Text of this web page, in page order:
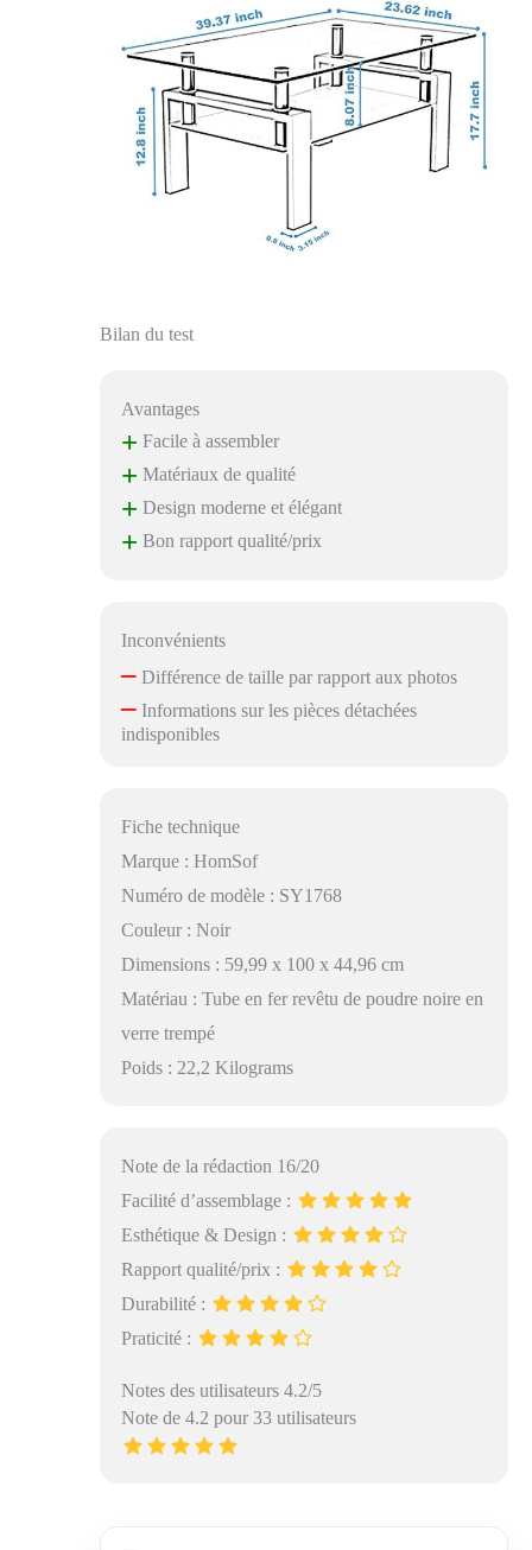
Bilan du test
Avantages
+ Facile à assembler
+ Matériaux de qualité
+ Design moderne et élégant
+ Bon rapport qualité/prix
Inconvénients
–Différence de taille par rapport aux photos
–Informations sur les pièces détachées
indisponibles
Fiche technique
Marque : HomSof
Numéro de modèle : SY1768
Couleur : Noir
Dimensions : 59,99 x 100 x 44,96 cm
Matériau : Tube en fer revêtu de poudre noire en
verre trempé
Poids : 22,2 Kilograms
Note de la rédaction 16/20
Facilité d’assemblage :
Esthétique & Design :
Rapport qualité/prix :
Durabilité :
Praticité :
Notes des utilisateurs 4.2/5
Note de 4.2 pour 33 utilisateurs